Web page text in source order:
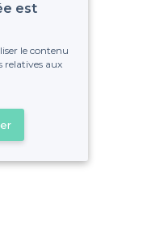
est
le contenu
relatives aux